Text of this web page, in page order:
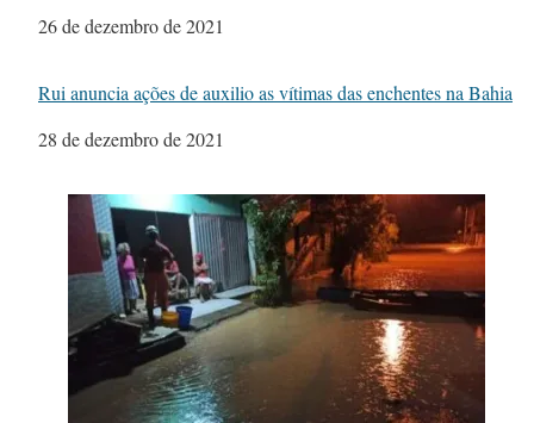
Data
26 de dezembro de 2021
Rui anuncia ações de auxilio as vítimas das enchentes na Bahia
Data
28 de dezembro de 2021